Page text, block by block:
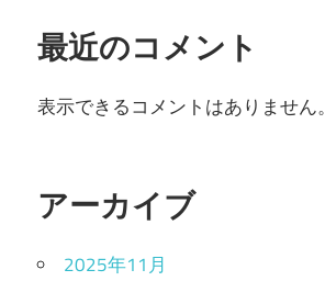
最近のコメント
表示できるコメントはありません。
アーカイブ
2025年11月